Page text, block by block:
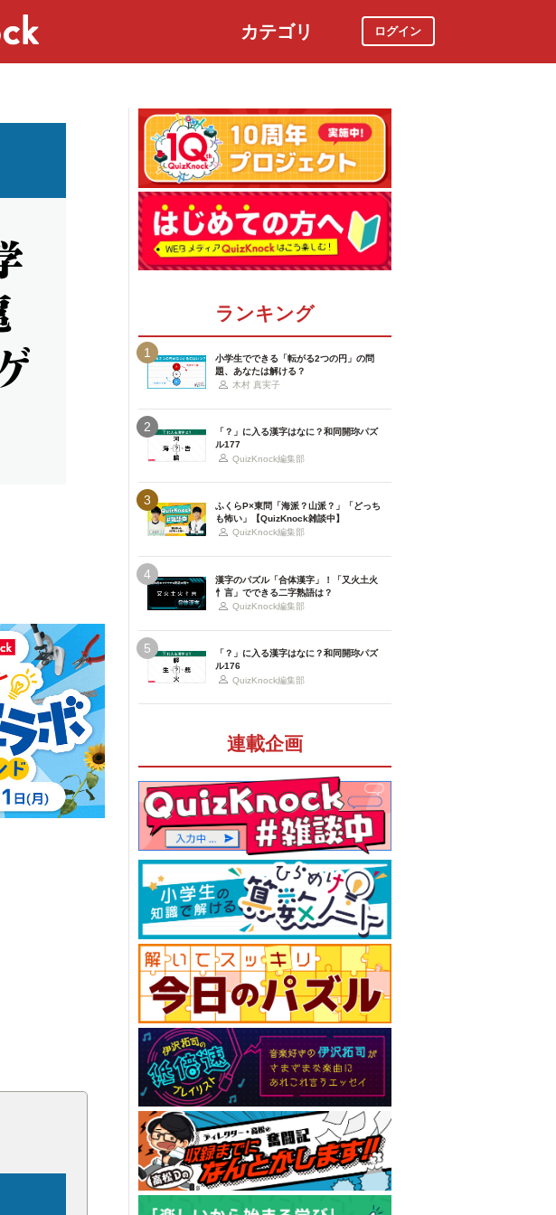
カテゴリ ログイン
ランキング
1
小学生でできる「転がる2つの円」の問
題、あなたは解ける？
木村 真実子
2
「？」に入る漢字はなに？和同開珎パズ
ル177
QuizKnock編集部
3
ふくらP×東問「海派？山派？」「どっち
も怖い」【QuizKnock雑談中】
QuizKnock編集部
4
漢字のパズル「合体漢字」！「又火土火
忄言」でできる二字熟語は？
QuizKnock編集部
5
「？」に入る漢字はなに？和同開珎パズ
ル176
QuizKnock編集部
連載企画